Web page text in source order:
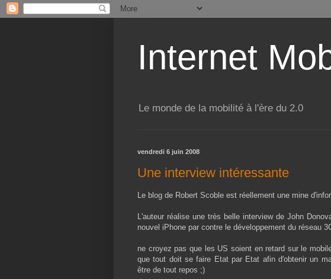
Internet
Le monde de la mobilité à l'ère du 2.0
vendredi 6 juin 2008
Une interview intéressante
Le blog de Robert Scoble est réellement une mine
L'auteur réalise une très belle interview de John
nouvel iPhone par contre le développement du réseau
ne croyez pas que les US soient en retard sur le
que tout doit se faire Etat par Etat afin d'obtenir un
être de tout repos ;)